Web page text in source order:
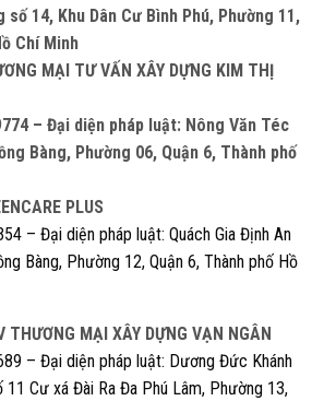
14, Khu Dân Cư Bình Phú, Phường 11,
Chí Minh
MẠI TƯ VẤN XÂY DỰNG KIM THỊ
– Đại diện pháp luật: Nông Văn Téc
Bàng, Phường 06, Quận 6, Thành phố
PLUS
– Đại diện pháp luật: Quách Gia Định An
Bàng, Phường 12, Quận 6, Thành phố Hồ
THƯƠNG MẠI XÂY DỰNG VẠN NGÂN
– Đại diện pháp luật: Dương Đức Khánh
Cư xá Đài Ra Đa Phú Lâm, Phường 13,